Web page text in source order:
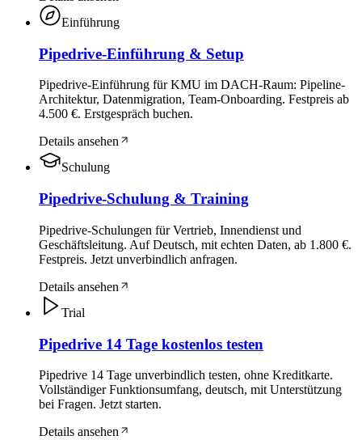
Einführung
Pipedrive-Einführung & Setup
Pipedrive-Einführung für KMU im DACH-Raum: Pipeline-
Architektur, Datenmigration, Team-Onboarding. Festpreis ab
4.500 €. Erstgespräch buchen.
Details ansehen
Schulung
Pipedrive-Schulung & Training
Pipedrive-Schulungen für Vertrieb, Innendienst und
Geschäftsleitung. Auf Deutsch, mit echten Daten, ab 1.800 €.
Festpreis. Jetzt unverbindlich anfragen.
Details ansehen
Trial
Pipedrive 14 Tage kostenlos testen
Pipedrive 14 Tage unverbindlich testen, ohne Kreditkarte.
Vollständiger Funktionsumfang, deutsch, mit Unterstützung
bei Fragen. Jetzt starten.
Details ansehen